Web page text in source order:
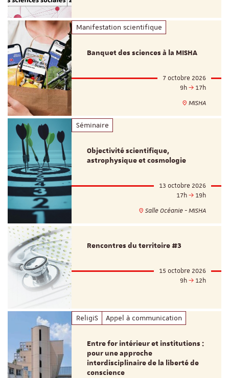
Manifestation scientifique
Banquet des sciences à la MISHA
7 octobre 2026
9h
17h
MISHA
Séminaire
Objectivité scientifique,
astrophysique et cosmologie
13 octobre 2026
17h
19h
Salle Océanie - MISHA
Rencontres du territoire #3
15 octobre 2026
9h
12h
ReligiS Appel à communication
Entre for intérieur et institutions :
pour une approche
interdisciplinaire de la liberté de
conscience